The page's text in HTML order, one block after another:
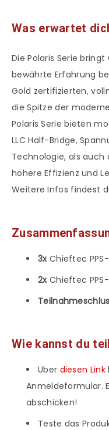
Was erwartet
Die Polaris Serie bringt
bewährte Erfahrung
Gold zertifizierten,
die Spitze der
Polaris Serie bieten
LLC Half-Bridge,
Technologie, als
höhere Effizienz und
Weitere Infos findest
3x Chieftec
2x Chieftec
Wie kannst du
Über diesen Link
Anmeldeformular.
abschicken!
Teste das